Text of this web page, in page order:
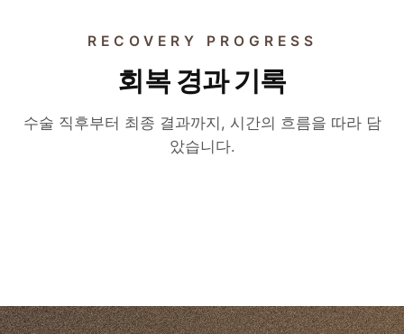
RECOVERY PROGRESS
회복 경과 기록
수술 직후부터 최종 결과까지, 시간의 흐름을 따라 담
았습니다.
수술 후 6개월
절개 눈매교정 변화 영상
실제 환자의 6개월 경과 — 절개 눈매교정 후 라
수술 후 2개월
자연유착 매몰 쌍꺼풀 변화
수술 후 3개월
두줄따기 · 라인 낮추기 변화